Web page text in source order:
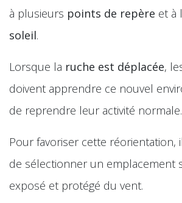
à plusieurs points de repère et à
soleil.
Lorsque la ruche est déplacée,
doivent apprendre ce nouvel
de reprendre leur activité normale.
Pour favoriser cette réorientation,
de sélectionner un emplacement
exposé et protégé du vent.